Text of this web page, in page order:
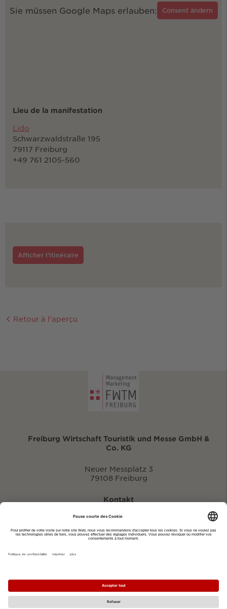
Sie müssen Google Maps erlauben: Consent ändern
Lieu de la manifestation
Lido
Schwarzwaldstraße 195
79117 Freiburg
+49 761 2105-560
Afficher l'itinéraire
Retour à l'aperçu
Freiburg Wirtschaft Touristik und Messe GmbH &
Co. KG
Neuer Messplatz 3
79108 Freiburg
Kontakt
eventportal@fwtm.de
Imprimer